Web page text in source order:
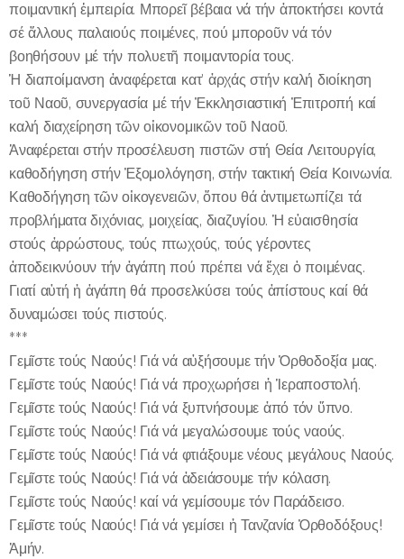
ποιμαντική ἐμπειρία. Μπορεῖ βέβαια νά τήν ἀποκτήσει κοντά
σέ ἄλλους παλαιούς ποιμένες, πού μποροῦν νά τόν
βοηθήσουν μέ τήν πολυετῆ ποιμαντορία τους.
Ἡ διαποίμανση ἀναφέρεται κατ’ ἀρχάς στήν καλή διοίκηση
τοῦ Ναοῦ, συνεργασία μέ τήν Ἐκκλησιαστική Ἐπιτροπή καί
καλή διαχείρηση τῶν οἰκονομικῶν τοῦ Ναοῦ.
Ἀναφέρεται στήν προσέλευση πιστῶν στή Θεία Λειτουργία,
καθοδήγηση στήν Ἐξομολόγηση, στήν τακτική Θεία Κοινωνία.
Καθοδήγηση τῶν οἰκογενειῶν, ὅπου θά ἀντιμετωπίζει τά
προβλήματα διχόνιας, μοιχείας, διαζυγίου. Ἡ εὐαισθησία
στούς ἀρρώστους, τούς πτωχούς, τούς γέροντες
ἀποδεικνύουν τήν ἀγάπη πού πρέπει νά ἔχει ὁ ποιμένας.
Γιατί αὐτή ἡ ἀγάπη θά προσελκύσει τούς ἀπίστους καί θά
δυναμώσει τούς πιστούς.
***
Γεμῖστε τούς Ναούς! Γιά νά αὐξήσουμε τήν Ὀρθοδοξία μας.
Γεμῖστε τούς Ναούς! Γιά νά προχωρήσει ἡ Ἱεραποστολή.
Γεμῖστε τούς Ναούς! Γιά νά ξυπνήσουμε ἀπό τόν ὔπνο.
Γεμῖστε τούς Ναούς! Γιά νά μεγαλώσουμε τούς ναούς.
Γεμῖστε τούς Ναούς! Γιά νά φτιάξουμε νέους μεγάλους Ναούς.
Γεμῖστε τούς Ναούς! Γιά νά ἀδειάσουμε τήν κόλαση.
Γεμῖστε τούς Ναούς! καί νά γεμίσουμε τόν Παράδεισο.
Γεμῖστε τούς Ναούς! Γιά νά γεμίσει ἡ Τανζανία Ὀρθοδόξους!
Ἀμήν.